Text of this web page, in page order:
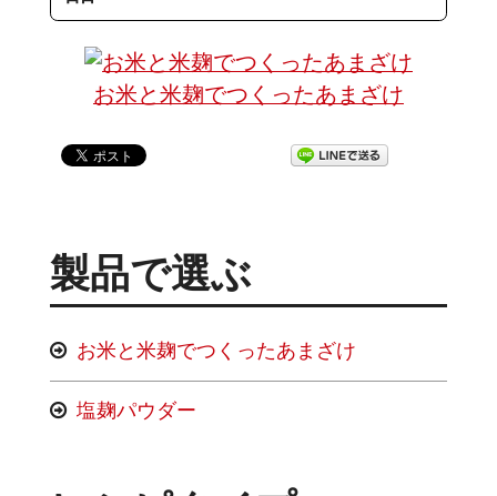
お米と米麹でつくったあまざけ
製品で選ぶ
お米と米麹でつくったあまざけ
塩麹パウダー